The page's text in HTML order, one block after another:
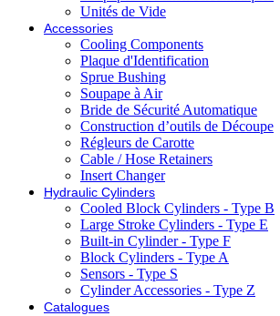
Unités de Vide
Accessories
Cooling Components
Plaque d'Identification
Sprue Bushing
Soupape à Air
Bride de Sécurité Automatique
Construction d’outils de Découpe
Régleurs de Carotte
Cable / Hose Retainers
Insert Changer
Hydraulic Cylinders
Cooled Block Cylinders - Type B
Large Stroke Cylinders - Type E
Built-in Cylinder - Type F
Block Cylinders - Type A
Sensors - Type S
Cylinder Accessories - Type Z
Catalogues